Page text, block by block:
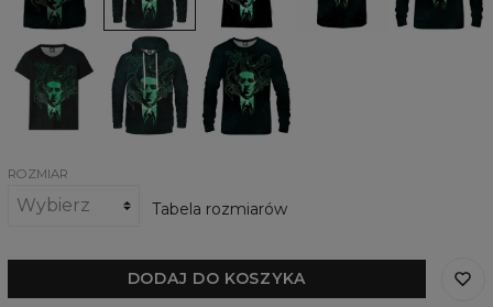
Cthulhu
Damski
shirt
Cthulhu
Damska
bluza
kapturem
Call
of
Cthulhu
Damska
bluza
Call
of
Cthulhu
ROZMIAR
Tabela rozmiarów
DODAJ DO KOSZYKA